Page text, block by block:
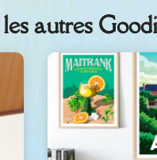
autres